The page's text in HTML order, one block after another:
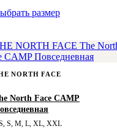
размер
NORTH FACE
North Face CAMP
S, M, L, XL, XXL